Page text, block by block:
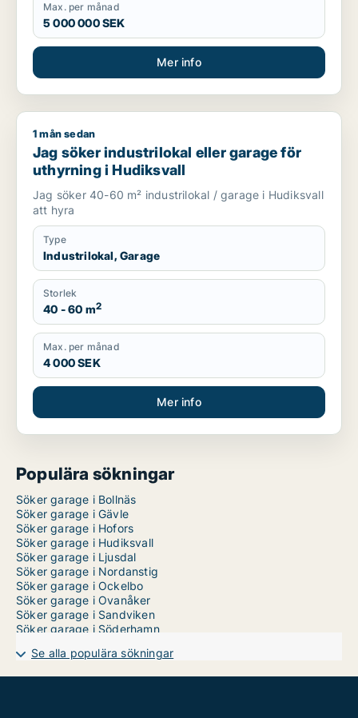
Max. per månad
5 000 000 SEK
Mer info
Jag söker industrilokal eller garage för uthyrning i Hudiksvall
1 mån sedan
Jag söker industrilokal eller garage för
uthyrning i Hudiksvall
Jag söker 40-60 m² industrilokal / garage i Hudiksvall
att hyra
Type
Industrilokal, Garage
Storlek
40 - 60 m2
Max. per månad
4 000 SEK
Mer info
Populära sökningar
Söker garage i Bollnäs
Söker garage i Gävle
Söker garage i Hofors
Söker garage i Hudiksvall
Söker garage i Ljusdal
Söker garage i Nordanstig
Söker garage i Ockelbo
Söker garage i Ovanåker
Söker garage i Sandviken
Söker garage i Söderhamn
Se alla populära sökningar